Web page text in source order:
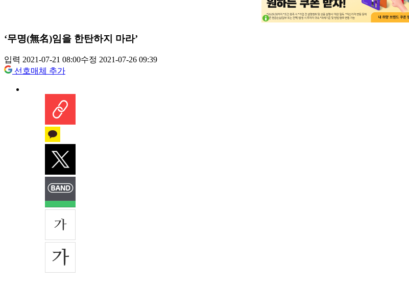
‘무명(無名)임을 한탄하지 마라’
입력 2021-07-21 08:00수정 2021-07-26 09:39
선호매체 추가